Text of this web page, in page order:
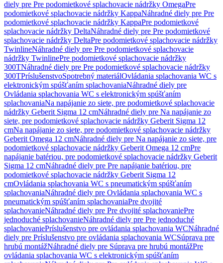
diely pre Pre podomietkové splachovacie nádržky OmegaPre
podomietkové splachovacie nádržky KappaNáhradné diely pre Pre
podomietkové splachovacie nádržky KappaPre podomietkové
splachovacie nádržky DeltaNáhradné diely pre Pre podomietkové
splachovacie nádržky DeltaPre podomietkové splachovacie nádržky
TwinlineNáhradné diely pre Pre podomietkové splachovacie
nádržky TwinlinePre podomietkové splachovacie nádržky
300TNáhradné diely pre Pre podomietkové splachovacie nádržky
300TPríslušenstvoSpotrebný materiálOvládania splachovania WC s
elektronickým spúšťaním splachovaniaNáhradné diely pre
Ovládania splachovania WC s elektronickým spúšťaním
splachovaniaNa napájanie zo siete, pre podomietkové splachovacie
nádržky Geberit Sigma 12 cmNáhradné diely pre Na napájanie zo
siete, pre podomietkové splachovacie nádržky Geberit Sigma 12
cmNa napájanie zo siete, pre podomietkové splachovacie nádržky
Geberit Omega 12 cmNáhradné diely pre Na napájanie zo siete, pre
podomietkové splachovacie nádržky Geberit Omega 12 cmPre
napájanie batériou, pre podomietkové splachovacie nádržky Geberit
Sigma 12 cmNáhradné diely pre Pre napájanie batériou, pre
podomietkové splachovacie nádržky Geberit Sigma 12
cmOvládania splachovania WC s pneumatickým spúšťaním
splachovaniaNáhradné diely pre Ovládania splachovania WC s
pneumatickým spúšťaním splachovaniaPre dvojité
splachovanieNáhradné diely pre Pre dvojité splachovaniePre
jednoduché splachovanieNáhradné diely pre Pre jednoduché
splachovaniePríslušenstvo pre ovládania splachovania WCNáhradné
diely pre Príslušenstvo pre ovládania splachovania WCSúprava pre
hrubú montážNáhradné diely pre Súprava pre hrubú montážPre
ovládania splachovania WC s elektronickým spúšťaním